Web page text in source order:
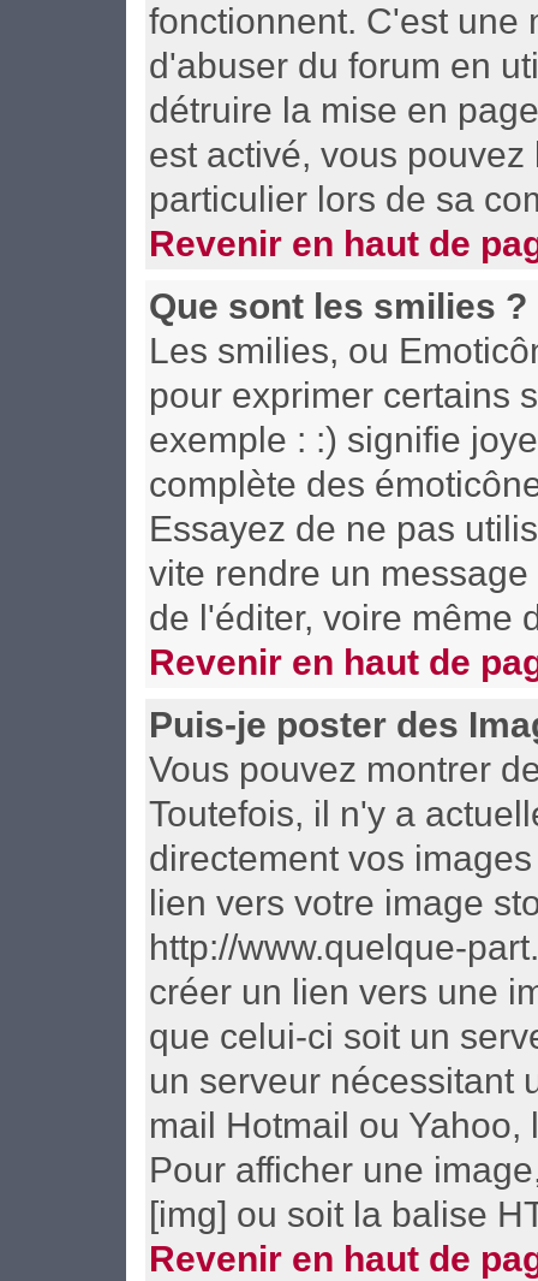
fonctionnent. C'est une
d'abuser du forum en
détruire la mise en
est activé, vous
particulier lors de sa
Revenir en haut de
Que sont les smilies ?
Les smilies, ou
pour exprimer certains
exemple : :) signifie
complète des
Essayez de ne pas
vite rendre un
de l'éditer, voire même
Revenir en haut de
Puis-je poster des
Vous pouvez montrer
Toutefois, il n'y a
directement vos
lien vers votre image
http://www.quelque-
créer un lien vers une
que celui-ci soit un
un serveur nécessitant
mail Hotmail ou
Pour afficher une
[img] ou soit la balise
Revenir en haut de